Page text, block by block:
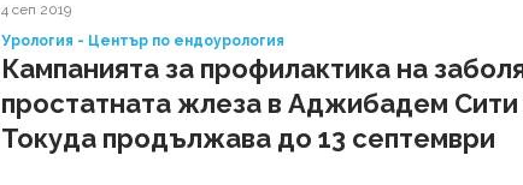
4 сеп 2019
Урология - Център по ендоурология
Кампанията за профилактика на
простатната жлеза в Аджибадем
Токуда продължава до 13 септември